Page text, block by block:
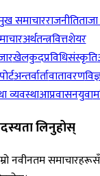
समाचारराजनीति
अर्थतन्त्रवित्तशेयर
खेलकुदप्रविधिसंस्कृति
अन्तर्वार्तावातावरण
व्यवस्थाआप्रवासनयुवा
लिनुहोस्
नवीनतम